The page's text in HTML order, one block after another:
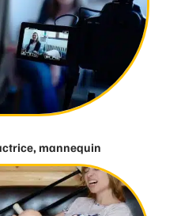
mannequin